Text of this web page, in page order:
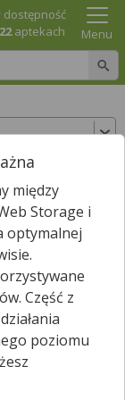
dostępność
aptekach Menu
Twój
między
Storage i
optymalnej
Część z
poziomu